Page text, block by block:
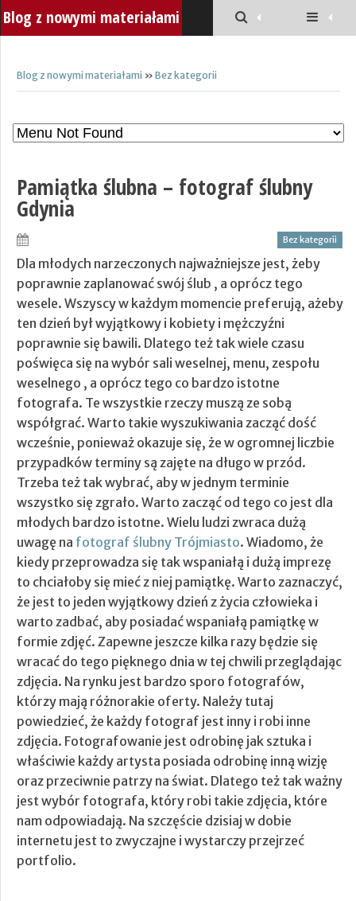
Blog z nowymi materiałami
Blog z nowymi materiałami » Bez kategorii
Pamiątka ślubna – fotograf ślubny
Gdynia
Bez kategorii
Dla młodych narzeczonych najważniejsze jest, żeby
poprawnie zaplanować swój ślub , a oprócz tego
wesele. Wszyscy w każdym momencie preferują, ażeby
ten dzień był wyjątkowy i kobiety i mężczyźni
poprawnie się bawili. Dlatego też tak wiele czasu
poświęca się na wybór sali weselnej, menu, zespołu
weselnego , a oprócz tego co bardzo istotne
fotografa. Te wszystkie rzeczy muszą ze sobą
współgrać. Warto takie wyszukiwania zacząć dość
wcześnie, ponieważ okazuje się, że w ogromnej liczbie
przypadków terminy są zajęte na długo w przód.
Trzeba też tak wybrać, aby w jednym terminie
wszystko się zgrało. Warto zacząć od tego co jest dla
młodych bardzo istotne. Wielu ludzi zwraca dużą
uwagę na fotograf ślubny Trójmiasto. Wiadomo, że
kiedy przeprowadza się tak wspaniałą i dużą imprezę
to chciałoby się mieć z niej pamiątkę. Warto zaznaczyć,
że jest to jeden wyjątkowy dzień z życia człowieka i
warto zadbać, aby posiadać wspaniałą pamiątkę w
formie zdjęć. Zapewne jeszcze kilka razy będzie się
wracać do tego pięknego dnia w tej chwili przeglądając
zdjęcia. Na rynku jest bardzo sporo fotografów,
którzy mają różnorakie oferty. Należy tutaj
powiedzieć, że każdy fotograf jest inny i robi inne
zdjęcia. Fotografowanie jest odrobinę jak sztuka i
właściwie każdy artysta posiada odrobinę inną wizję
oraz przeciwnie patrzy na świat. Dlatego też tak ważny
jest wybór fotografa, który robi takie zdjęcia, które
nam odpowiadają. Na szczęście dzisiaj w dobie
internetu jest to zwyczajne i wystarczy przejrzeć
portfolio.